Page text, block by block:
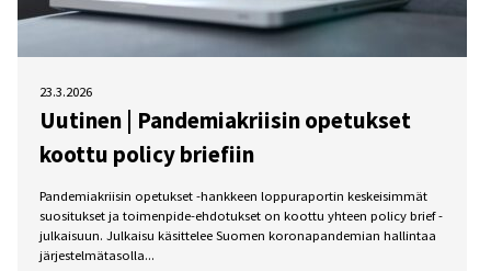
23.3.2026
Uutinen | Pandemiakriisin opetukset
koottu policy briefiin
Pandemiakriisin opetukset -hankkeen loppuraportin keskeisimmät
suositukset ja toimenpide-ehdotukset on koottu yhteen policy brief -
julkaisuun. Julkaisu käsittelee Suomen koronapandemian hallintaa
järjestelmätasolla...